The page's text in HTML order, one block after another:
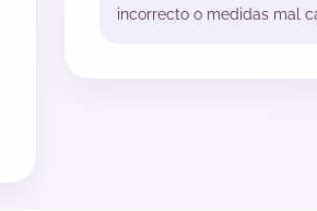
incorrecto o medidas mal